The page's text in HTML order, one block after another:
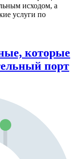
исходом, а
услуги по
которые
порт